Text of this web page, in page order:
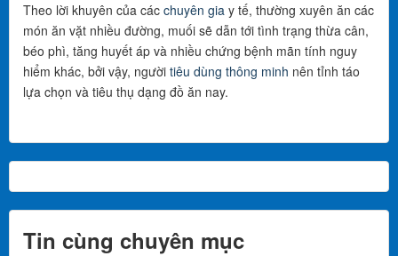
Theo lời khuyên của các chuyên gia y tế, thường xuyên ăn các
món ăn vặt nhiều đường, muối sẽ dẫn tới tình trạng thừa cân,
béo phì, tăng huyết áp và nhiều chứng bệnh mãn tính nguy
hiểm khác, bởi vậy, người tiêu dùng thông minh nên tỉnh táo
lựa chọn và tiêu thụ dạng đồ ăn nay.
Tin cùng chuyên mục